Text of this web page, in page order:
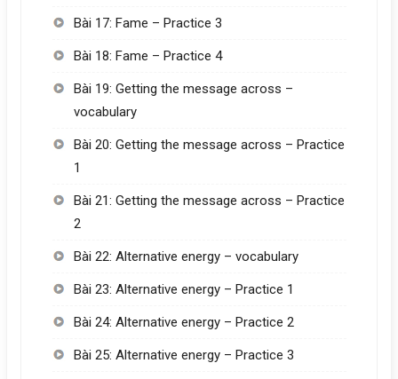
Bài 17: Fame – Practice 3
Bài 18: Fame – Practice 4
Bài 19: Getting the message across –
vocabulary
Bài 20: Getting the message across – Practice
1
Bài 21: Getting the message across – Practice
2
Bài 22: Alternative energy – vocabulary
Bài 23: Alternative energy – Practice 1
Bài 24: Alternative energy – Practice 2
Bài 25: Alternative energy – Practice 3